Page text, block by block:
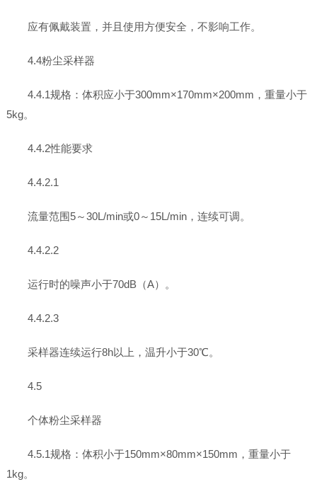
应有佩戴装置，并且使用方便安全，不影响工作。
4.4粉尘采样器
4.4.1规格：体积应小于300mm×170mm×200mm，重量小于
5kg。
4.4.2性能要求
4.4.2.1
流量范围5～30L/min或0～15L/min，连续可调。
4.4.2.2
运行时的噪声小于70dB（A）。
4.4.2.3
采样器连续运行8h以上，温升小于30℃。
4.5
个体粉尘采样器
4.5.1规格：体积小于150mm×80mm×150mm，重量小于
1kg。